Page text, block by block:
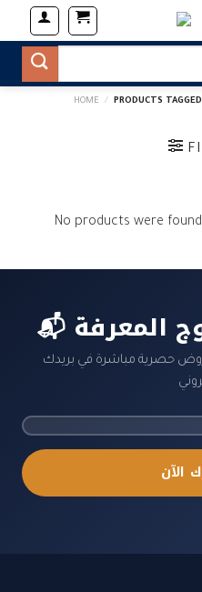
content
HOME / PRODUCTS
No products were
المعرفة
حصرية مباشرة في بريدك
الآن